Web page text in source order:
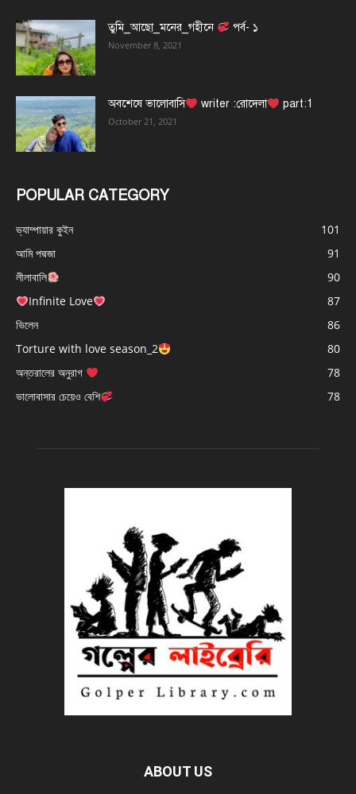
তুমি_আছো_মনের_গহীনে পর্ব- ১
November 8, 2021
অবশেষে ভালোবাসি writer :রোদেলা part:1
October 21, 2021
POPULAR CATEGORY
ভ্যাম্পায়ার কুইন
101
আমি পদ্মজা
91
লীলাবালি
90
Infinite Love
87
ভিলেন
86
Torture with love season_2
80
অন্তরালের অনুরাগ
78
ভালোবাসার চেয়েও বেশি
78
ABOUT US